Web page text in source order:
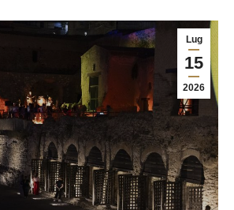
Lug
15
2026